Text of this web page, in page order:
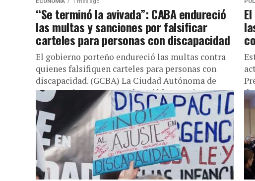
“Se terminó la avivada”: CABA endureció
las multas y sanciones por falsificar
carteles para personas con discapacidad
El gobierno porteño endureció las multas contra
quienes falsifiquen carteles para personas con
discapacidad. (GCBA) La Ciudad Autónoma de
Buenos Aires (CABA) endureció las sanciones
para...